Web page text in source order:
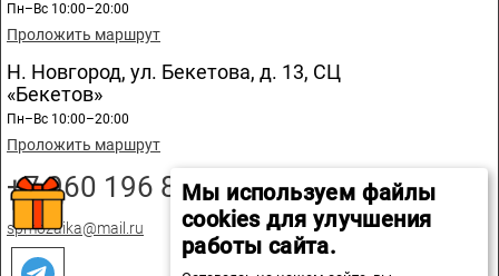
Пн–Вс 10:00–20:00
Проложить маршрут
Н. Новгород, ул. Бекетова, д. 13, СЦ
«Бекетов»
Пн–Вс 10:00–20:00
Проложить маршрут
+7 960 196 89 20
spmozaika@mail.ru
Мы используем файлы
cookies для улучшения
работы сайта.